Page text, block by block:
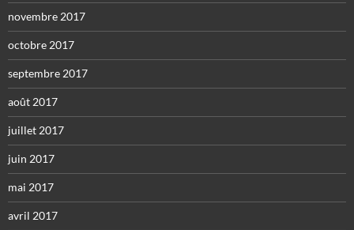
novembre 2017
octobre 2017
septembre 2017
août 2017
juillet 2017
juin 2017
mai 2017
avril 2017